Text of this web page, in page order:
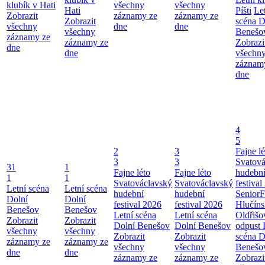
klubík v Hati
Zobrazit
všechny
záznamy ze
dne
Hati
Zobrazit
všechny
záznamy ze
dne
všechny
záznamy ze
dne
všechny
záznamy ze
dne
Píšti
scéna
dne
31
1
Letní scéna
Dolní
Benešov
Zobrazit
všechny
záznamy ze
dne
1
1
Letní scéna
Dolní
Benešov
Zobrazit
všechny
záznamy ze
dne
2
3
Fajne léto
Svatováclavský
hudební
festival 2026
Letní scéna
Dolní Benešov
Zobrazit
všechny
záznamy ze
3
3
Fajne léto
Svatováclavský
hudební
festival 2026
Letní scéna
Dolní Benešov
Zobrazit
všechny
záznamy ze
4
5
Fajne
hudební
festival
odpust
scéna